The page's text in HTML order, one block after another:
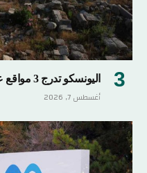
اليونسكو تدرج 3 مواقع عربية على قائمة التراث المهدد
أغسطس 7, 2026